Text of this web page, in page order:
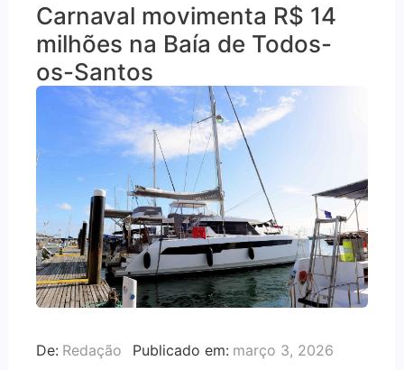
Carnaval movimenta R$ 14
milhões na Baía de Todos-
os-Santos
De: Redação Publicado em: março 3, 2026